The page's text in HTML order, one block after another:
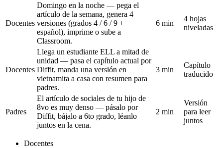
Docentes
Domingo en la noche — pega el
artículo de la semana, genera 4
versiones (grados 4 / 6 / 9 +
español), imprime o sube a
Classroom.
6 min
4 hojas
niveladas
Docentes
Llega un estudiante ELL a mitad de
unidad — pasa el capítulo actual por
Diffit, manda una versión en
vietnamita a casa con resumen para
padres.
3 min
Capítulo
traducido
Padres
El artículo de sociales de tu hijo de
8vo es muy denso — pásalo por
Diffit, bájalo a 6to grado, léanlo
juntos en la cena.
2 min
Versión
para leer
juntos
Docentes